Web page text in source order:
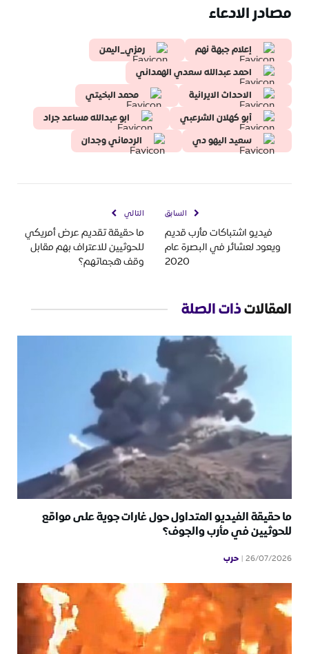
مصادر الادعاء
إعلام جبهة نهم
رمزي_اليمن
احمد عبدالله سعدي الهمداني
الاحداث الايرانية
محمد البخيتي
أبو كهلان الشرعبي
ابو عبدالله مساعد جراد
سعيد اليهو دي
الردماني وجدان
السابق
فيديو اشتباكات مأرب قديم
ويعود لعشائر في البصرة عام
2020
التالي
ما حقيقة تقديم عرض أمريكي
للحوثيين للاعتراف بهم مقابل
وقف هجماتهم؟
المقالاتذات الصلة
ما حقيقة الفيديو المتداول حول غارات جوية على مواقع
للحوثيين في مأرب والجوف؟
26/07/2026 حرب